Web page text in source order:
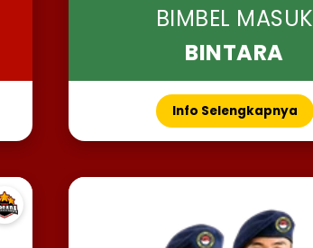
BIMBEL MASUK
BINTARA
Info Selengkapnya